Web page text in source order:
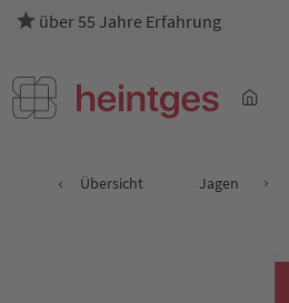
über 55 Jahre Erfahrung
Übersicht Jagen